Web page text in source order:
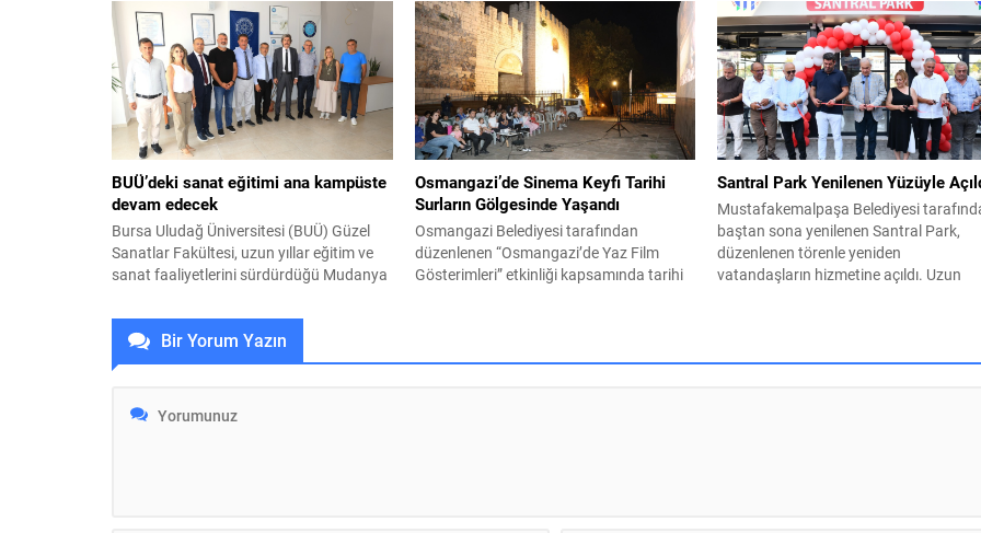
Yardımcısı Durmuş Uslu, Gemlik
Belediyespor Kulübü üyeleri ve
antrenörlerin yanı sıra Yeni Parti Gemlik
İlçe Başkanı Servet Pehlivan ile partililer
katıldı. Cemil Meriç Kültür Merkezi’ndeki
kongrede divan kurulu oy birliğiyle Asiye
Erman,...
İskenderunspor ve Fransa’da Evian,
Annecy FC ile FC Bourgoin-Jallieu gibi
takımların formalarını başarıyla terleten
yetenekli futbolcu, kulüp tesislerimizde
düzenlenen törenle kendisini takımımıza
bağlayan sözleşmeye...
depo yatırımını yüzde 70 düzeyinde
gerçekleşmeye ulaştırdı. Büyükşehir
Belediyesi BUSKİ Genel Müdürlüğü
tarafından Mudanya Söğütpınar
Mahallesi’nde yapımı sürdürülen 2.500
metreküplük rezerv içme suyu deposu,
bölgedeki 10 mahalleye kesintisiz ve
sağlıklı içme suyu...
BUÜ’deki sanat eğitimi ana kampüste
devam edecek
Bursa Uludağ Üniversitesi (BUÜ) Güzel
Sanatlar Fakültesi, uzun yıllar eğitim ve
sanat faaliyetlerini sürdürdüğü Mudanya
kampüsü olan Görükle Yerleşkesine
taşındı. Taşınma işleminin
tamamlanmasının ardından BUÜ Rektörü
Yardımcıları Prof. Dr. İrfan Kırıştıoğlu ve
Prof. Dr. Zekeriyya Arı, Genel Sekreter
Osmangazi’de Sinema Keyfi Tarihi
Surların Gölgesinde Yaşandı
Osmangazi Belediyesi tarafından
düzenlenen “Osmangazi’de Yaz Film
Gösterimleri” etkinliği kapsamında tarihi
etkinlikleriyle vatandaşlara yaz
Santral Park Yenilenen Yüzüyle
Mustafakemalpaşa Belediyesi
baştan sona yenilenen Santral Park,
düzenlenen törenle yeniden
vatandaşların hizmetine açıldı. Uzun
yaşam alanına dönüştürülerek ilçeye
Bir Yorum Yazın